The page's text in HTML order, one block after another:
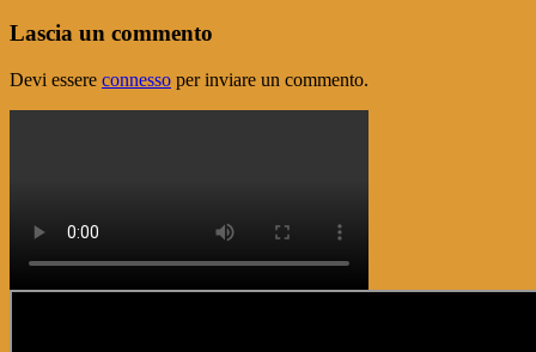
Lascia un commento
Devi essere connesso per inviare un commento.